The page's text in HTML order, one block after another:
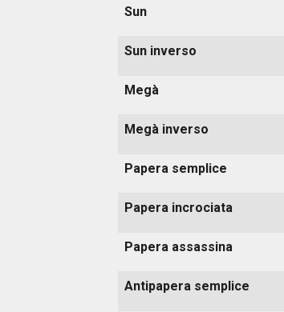
Sun
Sun inverso
Megà
Megà inverso
Papera semplice
Papera incrociata
Papera assassina
Antipapera semplice